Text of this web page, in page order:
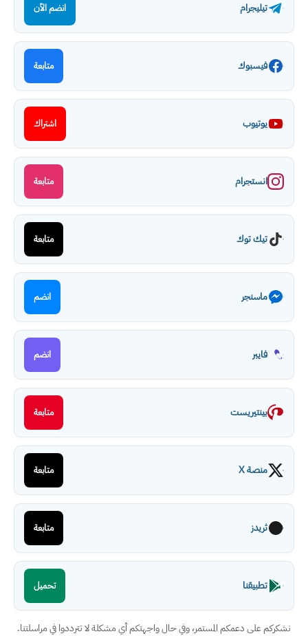
تيليجرام انضم الآن
فيسبوك متابعة
يوتيوب اشتراك
انستجرام متابعة
تيك توك متابعة
ماسنجر انضم
فايبر انضم
بينتيريست متابعة
منصة X متابعة
ثريدز متابعة
تطبيقنا تحميل
نشكركم على دعمكم المستمر، وفي حال واجهتكم أي مشكلة لا تترددوا في مراسلتنا.